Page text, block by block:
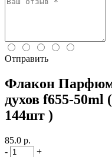
Отправить
Флакон
духов f655-
144шт )
85.0 р.
-
+